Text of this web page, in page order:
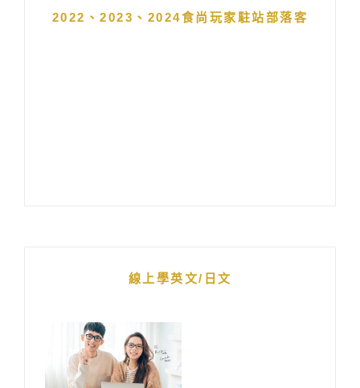
2022、2023、2024食尚玩家駐站部落客
線上學英文/日文